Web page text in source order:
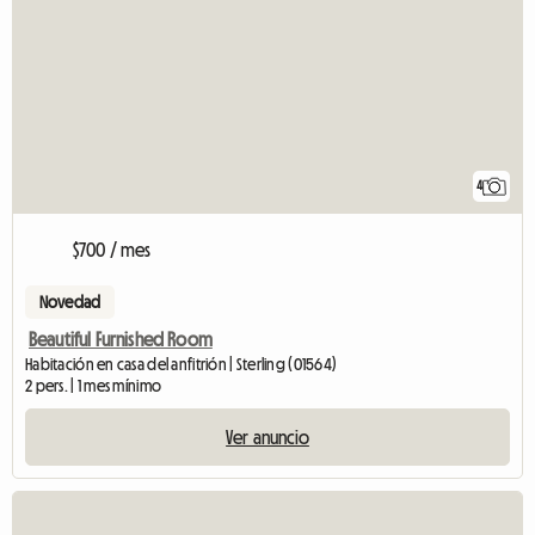
4
$700 / mes
Novedad
Beautiful Furnished Room
Habitación en casa del anfitrión | Sterling (01564)
2 pers. | 1 mes mínimo
Ver anuncio